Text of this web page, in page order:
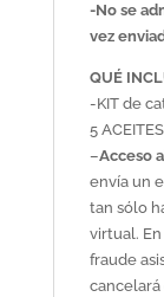
-No se
vez
QUÉ
-KIT de
5
–Acceso
envía un
tan sólo
virtual.
fraude
cancelará